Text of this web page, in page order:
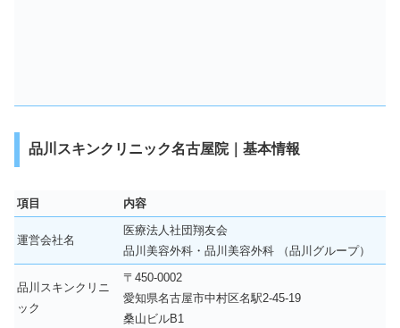
品川スキンクリニック名古屋院｜基本情報
項目 内容
運営会社名
医療法人社団翔友会
品川美容外科・品川美容外科 （品川グループ）
品川スキンクリニ
ック
〒450-0002
愛知県名古屋市中村区名駅2-45-19
桑山ビルB1